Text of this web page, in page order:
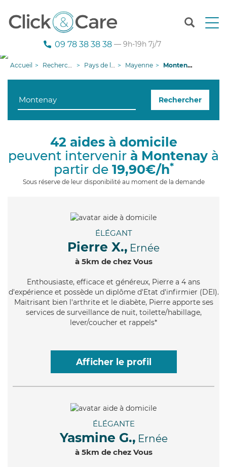
T
n
g
i
09 78 38 38 38 — 9h-19h 7j/7
Accueil Recherche aide à domicile Pays de la Loire Mayenne Montenay
Rechercher
42 aides à domicile
peuvent intervenir à Montenay à
partir de 19,90€/h*
Sous réserve de leur disponibilité au moment de la demande
ÉLÉGANT
Pierre X., Ernée
à 5km de chez Vous
Enthousiaste, efficace et généreux, Pierre a 4 ans
d'expérience et possède un diplôme d'Etat d'infirmier (DEI).
Maitrisant bien l'arthrite et le diabète, Pierre apporte ses
services de surveillance de nuit, toilette/habillage,
lever/coucher et rappels*
Afficher le profil
ÉLÉGANTE
Yasmine G., Ernée
à 5km de chez Vous